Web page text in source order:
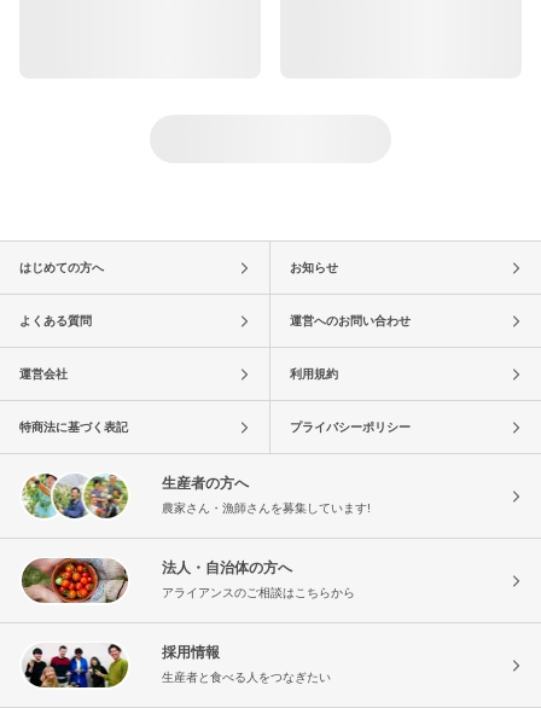
はじめての方へ お知らせ
よくある質問 運営へのお問い合わせ
運営会社 利用規約
特商法に基づく表記 プライバシーポリシー
生産者の方へ
農家さん・漁師さんを募集しています!
法人・自治体の方へ
アライアンスのご相談はこちらから
採用情報
生産者と食べる人をつなぎたい